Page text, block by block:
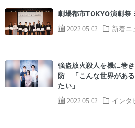
2022.05.02 新着ニ
劇場都市TOKYO演劇祭
2022.05.02 インタ
強盗放火殺人を機に巻
防 「こんな世界があ
たい」